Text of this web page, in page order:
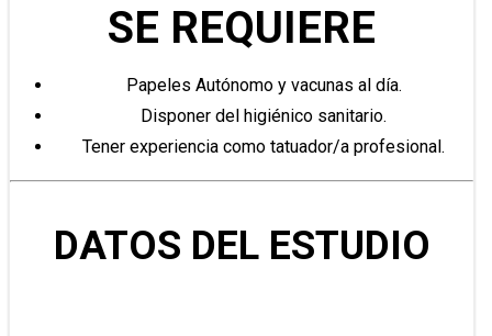
SE REQUIERE
Papeles Autónomo y vacunas al día.
Disponer del higiénico sanitario.
Tener experiencia como tatuador/a profesional.
DATOS DEL ESTUDIO